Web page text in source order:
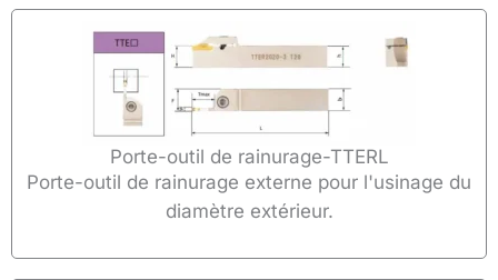
Porte-outil de rainurage-TTERL
Porte-outil de rainurage externe pour l'usinage du
diamètre extérieur.